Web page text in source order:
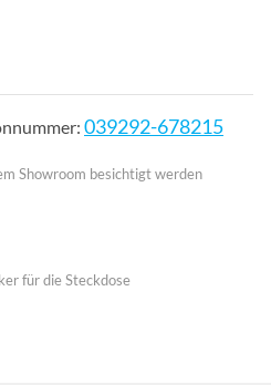
039292-678215
Showroom besichtigt werden
für die Steckdose